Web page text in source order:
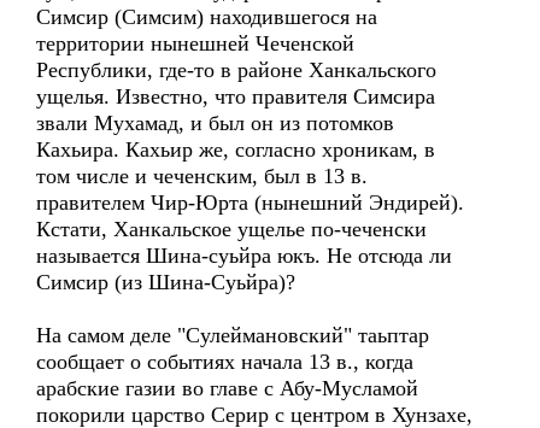
Симсир (Симсим) находившегося на
территории нынешней Чеченской
Республики, где-то в районе Ханкальского
ущелья. Известно, что правителя Симсира
звали Мухамад, и был он из потомков
Кахьира. Кахьир же, согласно хроникам, в
том числе и чеченским, был в 13 в.
правителем Чир-Юрта (нынешний Эндирей).
Кстати, Ханкальское ущелье по-чеченски
называется Шина-суьйра юкъ. Не отсюда ли
Симсир (из Шина-Суьйра)?
На самом деле "Сулеймановский" таьптар
сообщает о событиях начала 13 в., когда
арабские газии во главе с Абу-Мусламой
покорили царство Серир с центром в Хунзахе,